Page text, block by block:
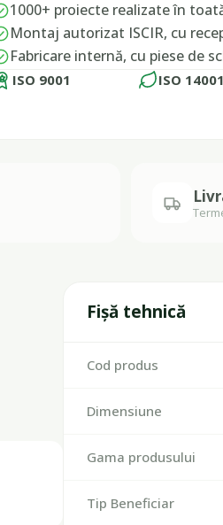
1000+ proiecte realizate în
Montaj autorizat ISCIR, cu
Fabricare internă, cu piese de
ISO 9001 ISO 14001
Fișă tehnică
Cod produs
Dimensiune
Gama produsului
Tip Beneficiar